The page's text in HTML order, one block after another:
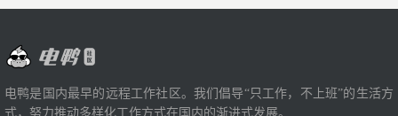
电鸭是国内最早的远程工作社区。我们倡导“只工作，不上班”的生活方
式，努力推动多样化工作方式在国内的渐进式发展。